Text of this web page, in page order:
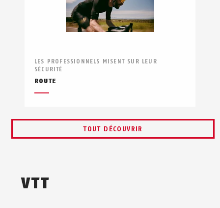
LES PROFESSIONNELS MISENT SUR LEUR
SÉCURITÉ
ROUTE
TOUT DÉCOUVRIR
VTT